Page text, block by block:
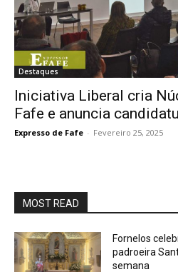
Destaques
Iniciativa Liberal cria
Fafe e anuncia
Expresso de Fafe - Fevereiro 25, 2025
MOST READ
Fornelos
padroeira
semana